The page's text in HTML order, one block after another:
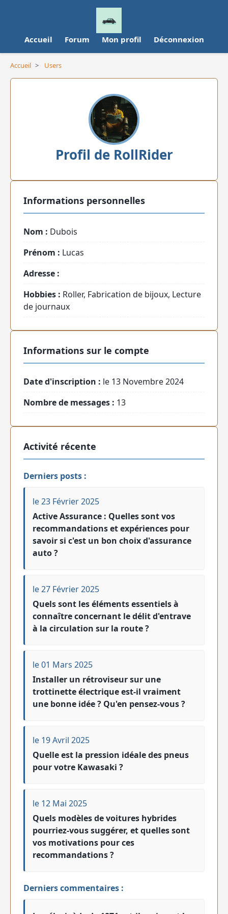
Accueil Forum Mon profil Déconnexion
Accueil > Users
Profil de RollRider
Informations personnelles
Nom : Dubois
Prénom : Lucas
Adresse :
Hobbies : Roller, Fabrication de bijoux, Lecture
de journaux
Informations sur le compte
Date d'inscription : le 13 Novembre 2024
Nombre de messages : 13
Activité récente
Derniers posts :
le 23 Février 2025
Active Assurance : Quelles sont vos
recommandations et expériences pour
savoir si c'est un bon choix d'assurance
auto ?
le 27 Février 2025
Quels sont les éléments essentiels à
connaître concernant le délit d'entrave
à la circulation sur la route ?
le 01 Mars 2025
Installer un rétroviseur sur une
trottinette électrique est-il vraiment
une bonne idée ? Qu'en pensez-vous ?
le 19 Avril 2025
Quelle est la pression idéale des pneus
pour votre Kawasaki ?
le 12 Mai 2025
Quels modèles de voitures hybrides
pourriez-vous suggérer, et quelles sont
vos motivations pour ces
recommandations ?
Derniers commentaires :